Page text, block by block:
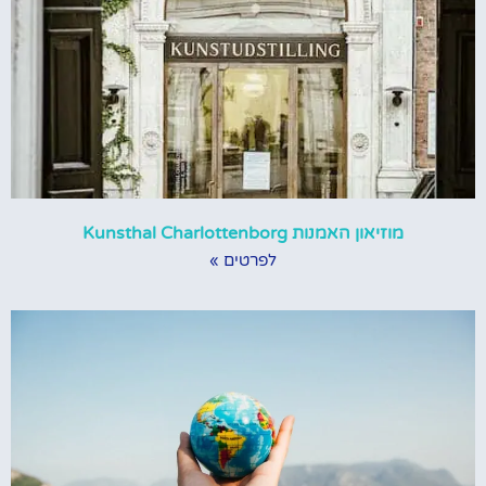
מוזיאון האמנות Kunsthal Charlottenborg
לפרטים »